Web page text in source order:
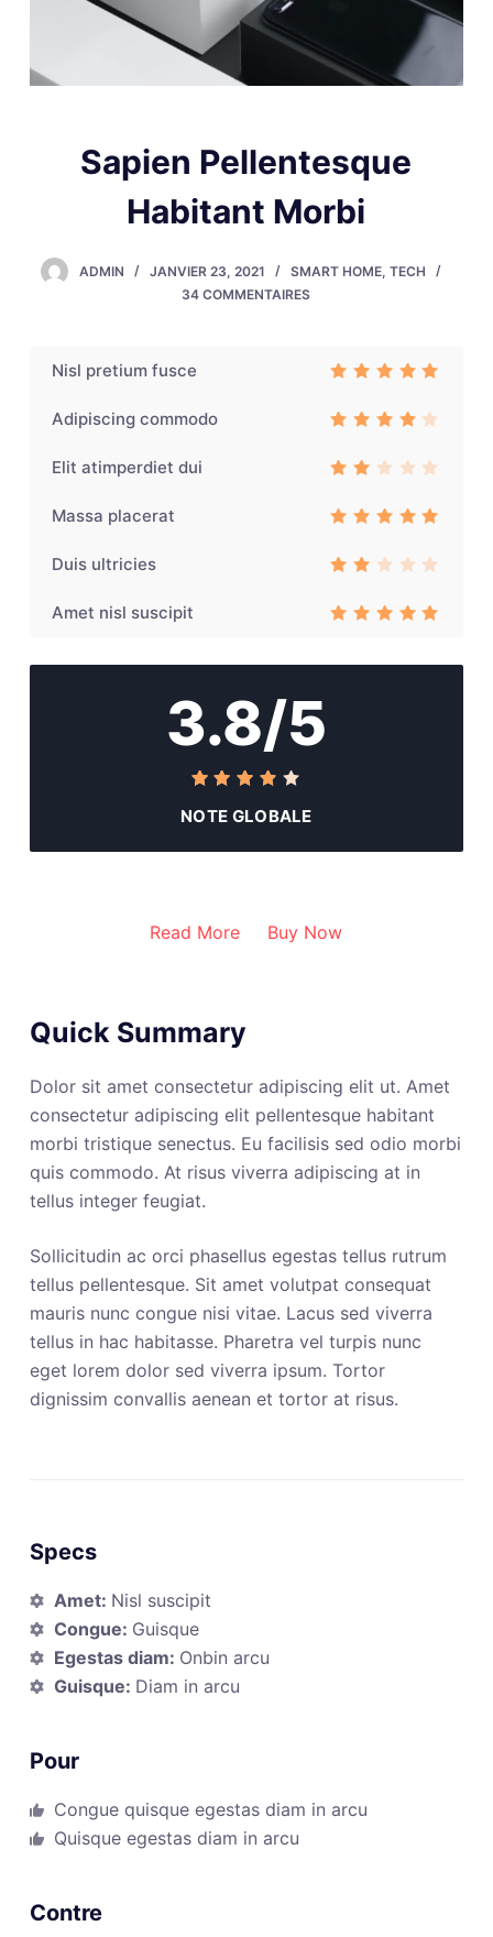
Sapien Pellentesque
Habitant Morbi
ADMIN JANVIER 23, 2021 SMART HOME,TECH
34 COMMENTAIRES
Nisl pretium fusce
Adipiscing commodo
of 5
Elit atimperdiet dui
3
out
5
Massa placerat
Duis ultricies
3
out
Amet nisl suscipit
3.8/5
NOTE GLOBALE
Read More Buy Now
Quick Summary
Dolor sit amet consectetur adipiscing elit ut. Amet
consectetur adipiscing elit pellentesque habitant
morbi tristique senectus. Eu facilisis sed odio morbi
quis commodo. At risus viverra adipiscing at in
tellus integer feugiat.
Sollicitudin ac orci phasellus egestas tellus rutrum
tellus pellentesque. Sit amet volutpat consequat
mauris nunc congue nisi vitae. Lacus sed viverra
tellus in hac habitasse. Pharetra vel turpis nunc
eget lorem dolor sed viverra ipsum. Tortor
dignissim convallis aenean et tortor at risus.
Specs
Amet: Nisl suscipit
Congue: Guisque
Egestas diam: Onbin arcu
Guisque: Diam in arcu
Pour
Congue quisque egestas diam in arcu
Quisque egestas diam in arcu
Contre